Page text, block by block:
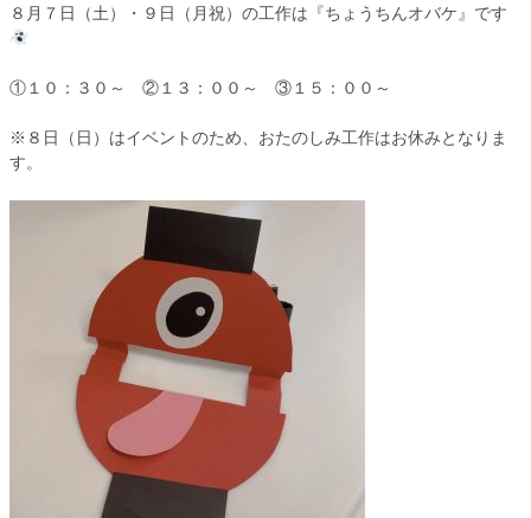
８月７日（土）・９日（月祝）の工作は『ちょうちんオバケ』です
①１０：３０～ ②１３：００～ ③１５：００～
※８日（日）はイベントのため、おたのしみ工作はお休みとなりま
す。